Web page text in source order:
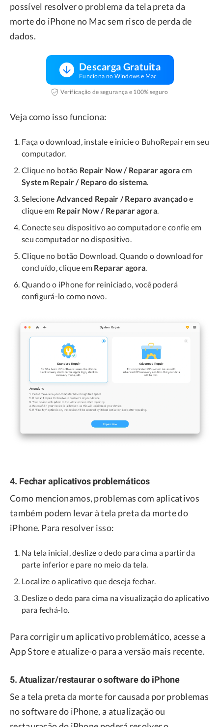
possível resolver o problema da tela preta da
morte do iPhone no Mac sem risco de perda de
dados.
Descarga Gratuita
Funciona no Windows e Mac
Verificação de segurança e 100% seguro
Veja como isso funciona:
Faça o download, instale e inicie o BuhoRepair em seu
computador.
Clique no botão Repair Now / Reparar agora em
System Repair / Reparo do sistema.
Selecione Advanced Repair / Reparo avançadoe
clique em Repair Now / Reparar agora.
Conecte seu dispositivo ao computador e confie em
seu computador no dispositivo.
Clique no botão Download. Quando o download for
concluído, clique em Reparar agora.
Quando o iPhone for reiniciado, você poderá
configurá-lo como novo.
4. Fechar aplicativos problemáticos
Como mencionamos, problemas com aplicativos
também podem levar à tela preta da morte do
iPhone. Para resolver isso:
Na tela inicial, deslize o dedo para cima a partir da
parte inferior e pare no meio da tela.
Localize o aplicativo que deseja fechar.
Deslize o dedo para cima na visualização do aplicativo
para fechá-lo.
Para corrigir um aplicativo problemático, acesse a
App Store e atualize-o para a versão mais recente.
5. Atualizar/restaurar o software do iPhone
Se a tela preta da morte for causada por problemas
no software do iPhone, a atualização ou